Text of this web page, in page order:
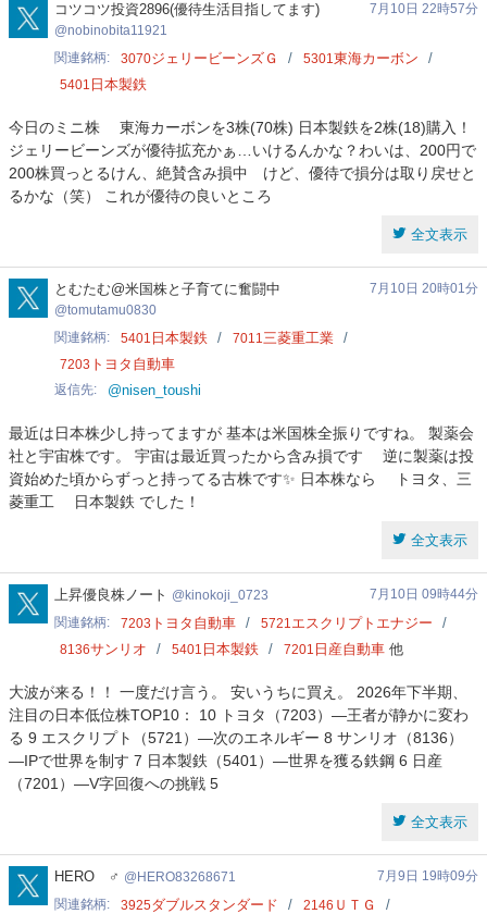
nobinobita11921
コツコツ投資2896(優待生活目指してます)
nobinobita11921
7月10日 22時57分
関連銘柄 3070ジェリービーンズＧ 5301東海カーボン
5401 日本製鉄
今日のミニ株 東海カーボンを3株(70株) 日本製鉄を2株(18)購入！
ジェリービーンズが優待拡充かぁ…いけるんかな？わいは、200円で
200株買っとるけん、絶賛含み損中 けど、優待で損分は取り戻せと
るかな（笑） これが優待の良いところ
全文表示
tomutamu0830
とむたむ@米国株と子育てに奮闘中
tomutamu0830
7月10日 20時01分
関連銘柄 5401 日本製鉄 7011三菱重工業
7203 トヨタ自動車
返信先 @nisen_toushi
最近は日本株少し持ってますが 基本は米国株全振りですね。 製薬会
社と宇宙株です。 宇宙は最近買ったから含み損です 逆に製薬は投
資始めた頃からずっと持ってる古株です✨ 日本株なら トヨタ、三
菱重工 日本製鉄 でした！
全文表示
kinokoji_0723
上昇優良株ノート kinokoji_0723
7月10日 09時44分
関連銘柄
7203 トヨタ自動車 5721エスクリプトエナジー
8136サンリオ 5401 日本製鉄 7201 日産自動車 他
大波が来る！！ 一度だけ言う。 安いうちに買え。 2026年下半期、
注目の日本低位株TOP10： 10 トヨタ（7203）―王者が静かに変わ
る 9 エスクリプト（5721）―次のエネルギー 8 サンリオ（8136）
―IPで世界を制す 7 日本製鉄（5401）―世界を獲る鉄鋼 6 日産
（7201）―V字回復への挑戦 5
全文表示
HERO83268671
HERO ♂ HERO83268671
7月9日 19時09分
関連銘柄
3925ダブルスタンダード 2146 ＵＴＧ